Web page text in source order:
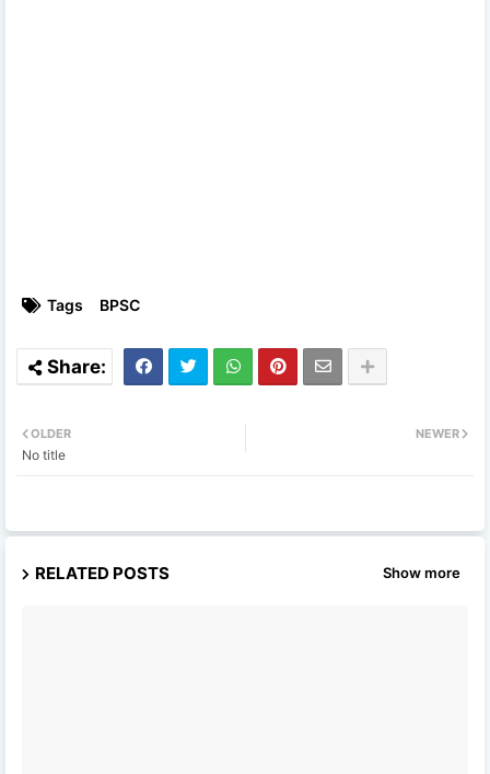
Tags BPSC
NEWER
OLDER
No title
RELATED POSTS Show more